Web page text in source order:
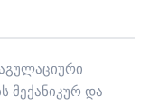
მექანიკურ და